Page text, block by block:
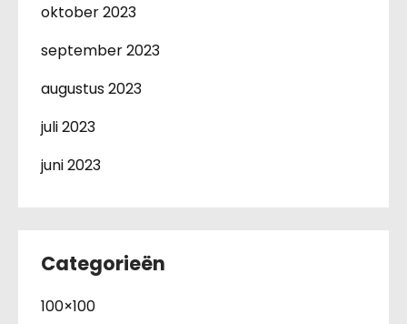
oktober 2023
september 2023
augustus 2023
juli 2023
juni 2023
Categorieën
100×100